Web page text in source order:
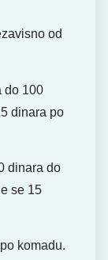
od
do 100
dinara po
dinara do
se 15
komadu.